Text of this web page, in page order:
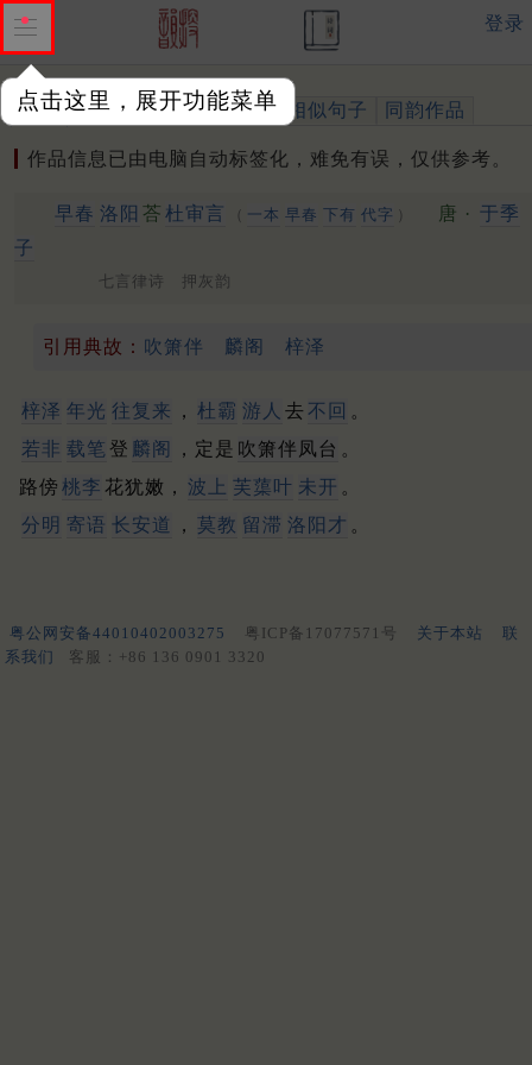
点击这里，展开功能菜单
登录
作品 标注四声 出处、引用 相似句子 同韵作品
作品信息已由电脑自动标签化，难免有误，仅供参考。
早春 洛阳 荅 杜审言 （ 一本 早春 下有 代字 ） 唐 · 于季
子
七言律诗 押灰韵
引用典故： 吹箫伴 麟阁 梓泽
梓泽 年光 往复来 ， 杜霸 游人 去 不回 。
若非 载笔 登 麟阁 ，定是 吹箫伴凤台 。
路傍 桃李 花犹嫩， 波上 芙蕖叶 未开 。
分明 寄语 长安道 ， 莫教 留滞 洛阳 才 。
粤公网安备44010402003275 粤ICP备17077571号 关于本站
联
系我们
客服：+86 136 0901 3320